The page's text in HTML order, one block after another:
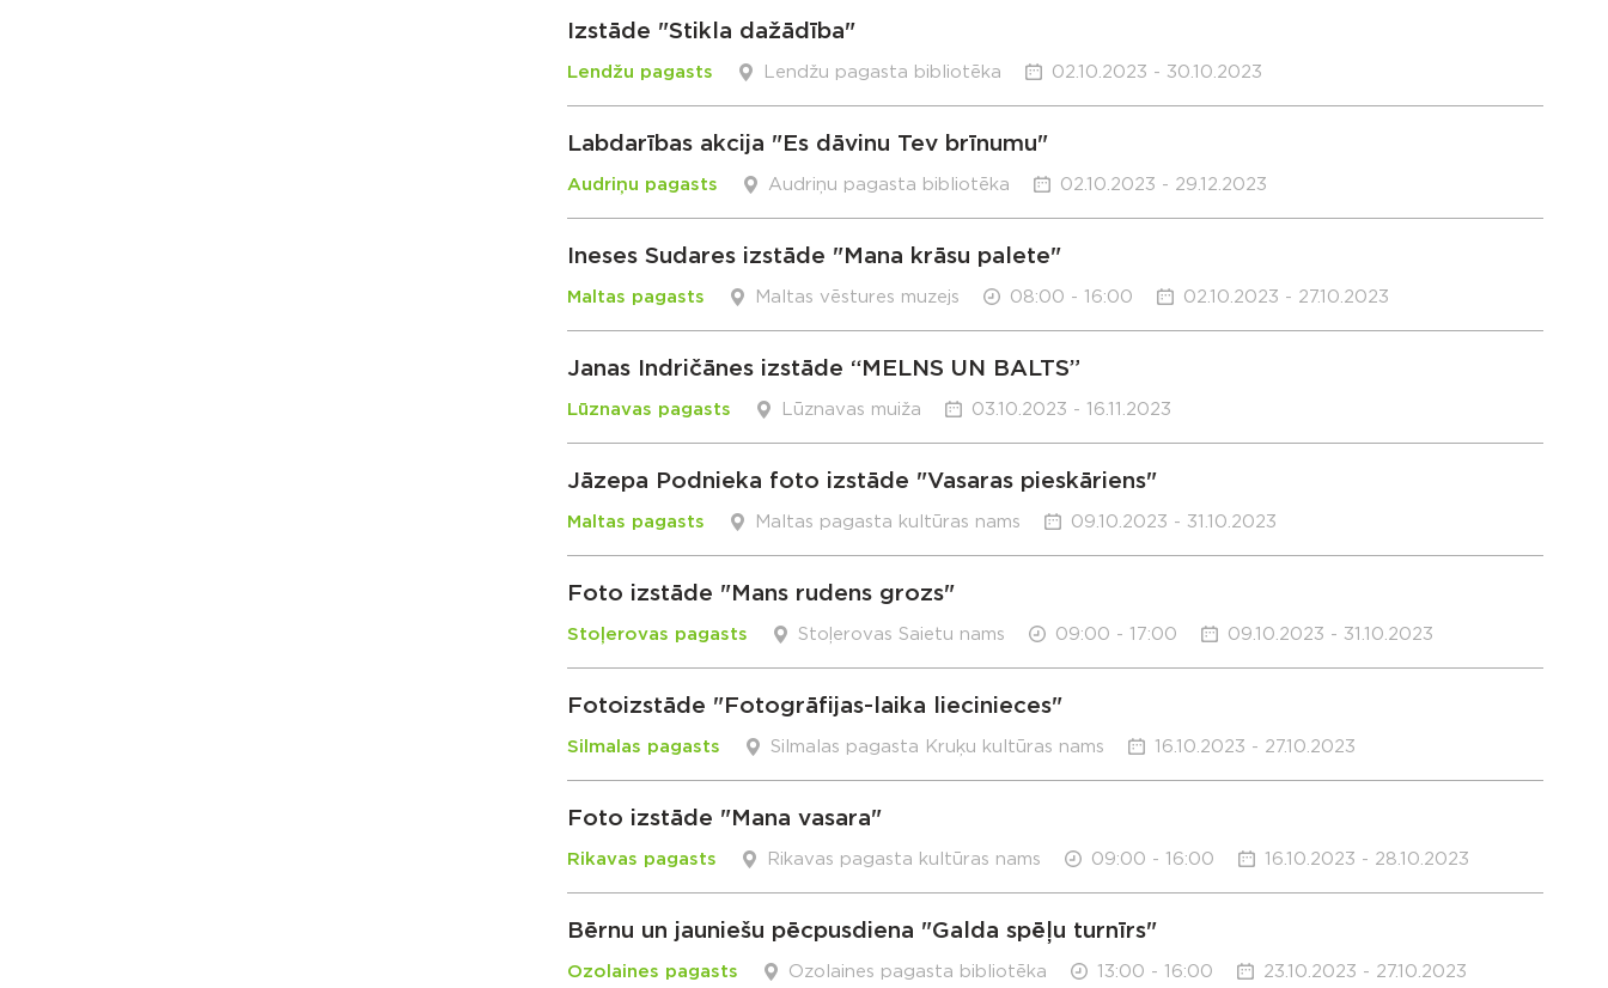
Izstāde "Stikla dažādība"
Lendžu pagasts Lendžu pagasta bibliotēka 02.10.2023 - 30.10.2023
Labdarības akcija "Es dāvinu Tev brīnumu"
Audriņu pagasts Audriņu pagasta bibliotēka 02.10.2023 - 29.12.2023
Ineses Sudares izstāde "Mana krāsu palete"
Maltas pagasts Maltas vēstures muzejs 08:00 - 16:00 02.10.2023 - 27.10.2023
Janas Indričānes izstāde “MELNS UN BALTS”
Lūznavas pagasts Lūznavas muiža 03.10.2023 - 16.11.2023
Jāzepa Podnieka foto izstāde "Vasaras pieskāriens"
Maltas pagasts Maltas pagasta kultūras nams 09.10.2023 - 31.10.2023
Foto izstāde "Mans rudens grozs"
Stoļerovas pagasts Stoļerovas Saietu nams 09:00 - 17:00 09.10.2023 - 31.10.2023
Fotoizstāde "Fotogrāfijas-laika liecinieces"
Silmalas pagasts Silmalas pagasta Kruķu kultūras nams 16.10.2023 - 27.10.2023
Foto izstāde "Mana vasara"
Rikavas pagasts Rikavas pagasta kultūras nams 09:00 - 16:00 16.10.2023 - 28.10.2023
Bērnu un jauniešu pēcpusdiena "Galda spēļu turnīrs"
Ozolaines pagasts Ozolaines pagasta bibliotēka 13:00 - 16:00 23.10.2023 - 27.10.2023